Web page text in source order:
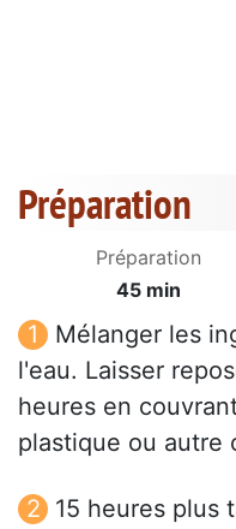
Préparation
Préparation
45 min
Mélanger les
l'eau. Laisser
heures en
plastique ou autre
15 heures plus